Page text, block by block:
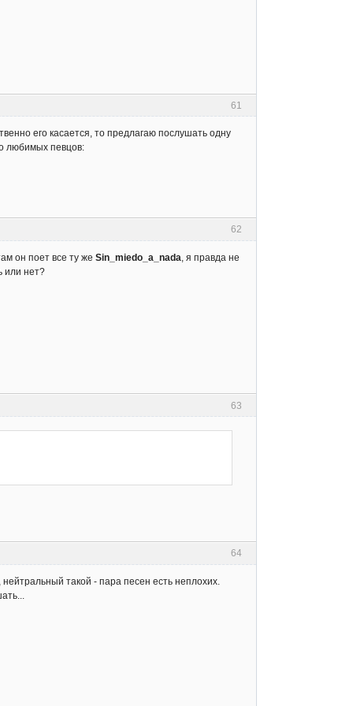
61
его касается, то предлагаю послушать одну
любимых певцов:
62
он поет все ту же Sin_miedo_a_nada , я правда не
или нет?
63
64
такой - пара песен есть неплохих.